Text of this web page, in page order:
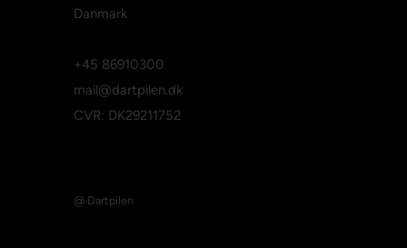
Danmark
+45 86910300
mail@dartpilen.dk
CVR: DK29211752
@ Dartpilen